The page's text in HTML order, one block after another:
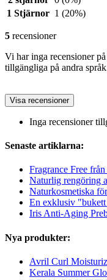
1 Stjärnor 1 (20%)
5 recensioner
Vi har inga recensioner
tillgängliga på andra
Visa recensioner
Inga recensioner
Senaste artiklarna:
Fragrance Free
Naturlig rengöring
Naturkosmetiska
En exklusiv
Iris Anti-Aging
Nya produkter:
Avril Curl
Kerala Summer